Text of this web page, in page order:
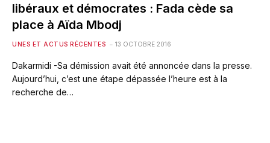
libéraux et démocrates : Fada cède sa
place à Aïda Mbodj
UNES ET ACTUS RÉCENTES 13 OCTOBRE 2016
Dakarmidi -Sa démission avait été annoncée dans la presse.
Aujourd’hui, c’est une étape dépassée l’heure est à la
recherche de…